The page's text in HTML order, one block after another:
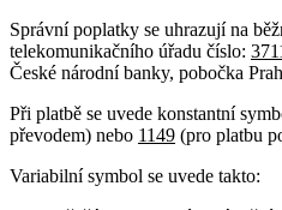
Správní poplatky se uhrazují na
telekomunikačního úřadu číslo:
České národní banky, pobočka
Při platbě se uvede konstantní
převodem) nebo 1149 (pro platbu
Variabilní symbol se uvede takto: